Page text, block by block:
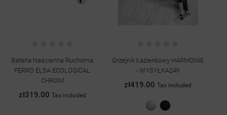
Bateria Naścienna Ruchoma
FERRO ELSA ECOLOGICAL
CHROM
zł319.00 Tax included
Grzejnik Łazienkowy HARMONIE
- WYSYŁKA24h
zł419.00Tax included
Biały
połysk
Czarny
mat